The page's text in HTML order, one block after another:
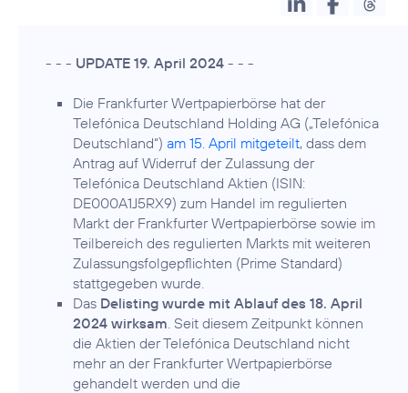
- - - UPDATE 19. April 2024 - - -
Die Frankfurter Wertpapierbörse hat der
Telefónica Deutschland Holding AG („Telefónica
Deutschland“) am 15. April mitgeteilt, dass dem
Antrag auf Widerruf der Zulassung der
Telefónica Deutschland Aktien (ISIN:
DE000A1J5RX9) zum Handel im regulierten
Markt der Frankfurter Wertpapierbörse sowie im
Teilbereich des regulierten Markts mit weiteren
Zulassungsfolgepflichten (Prime Standard)
stattgegeben wurde.
Das Delisting wurde mit Ablauf des 18. April
2024 wirksam. Seit diesem Zeitpunkt können
die Aktien der Telefónica Deutschland nicht
mehr an der Frankfurter Wertpapierbörse
gehandelt werden und die